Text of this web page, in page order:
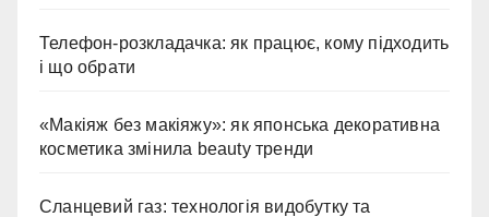
Телефон-розкладачка: як працює, кому підходить
і що обрати
«Макіяж без макіяжу»: як японська декоративна
косметика змінила beauty тренди
Сланцевий газ: технологія видобутку та